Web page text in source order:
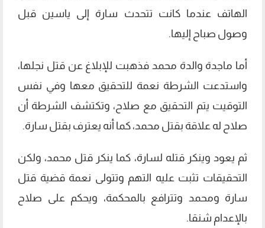
الهاتف عندما كانت تتحدث سارة إلى ياسين قبل
وصول صباح إليها.
أما ماجدة والدة محمد فذهبت للإبلاغ عن قتل نجلها،
واستدعت الشرطة نعمة للتحقيق معها وفي نفس
التوقيت يتم التحقيق مع صلاح، وتكتشف الشرطة أن
صلاح له علاقة بقتل محمد، كما أنه يعترف بقتل سارة.
ثم يعود وينكر قتله لسارة، كما ينكر قتل محمد، ولكن
التحقيقات تثبت عليه التهم وتتولى نعمة قضية قتل
سارة ومحمد وتترافع بالمحكمة، ويحكم على صلاح
بالإعدام شنقا.